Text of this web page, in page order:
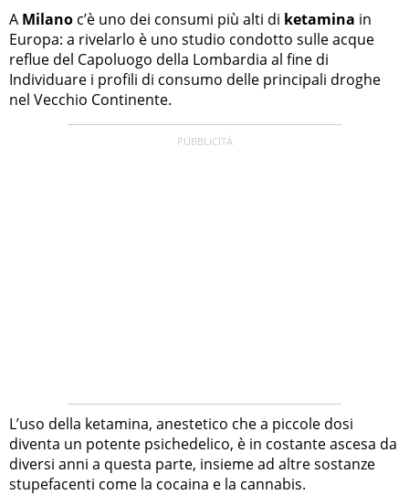
A Milano c’è uno dei consumi più alti di ketamina in
Europa: a rivelarlo è uno studio condotto sulle acque
reflue del Capoluogo della Lombardia al fine di
Individuare i profili di consumo delle principali droghe
nel Vecchio Continente.
L’uso della ketamina, anestetico che a piccole dosi
diventa un potente psichedelico, è in costante ascesa da
diversi anni a questa parte, insieme ad altre sostanze
stupefacenti come la cocaina e la cannabis.